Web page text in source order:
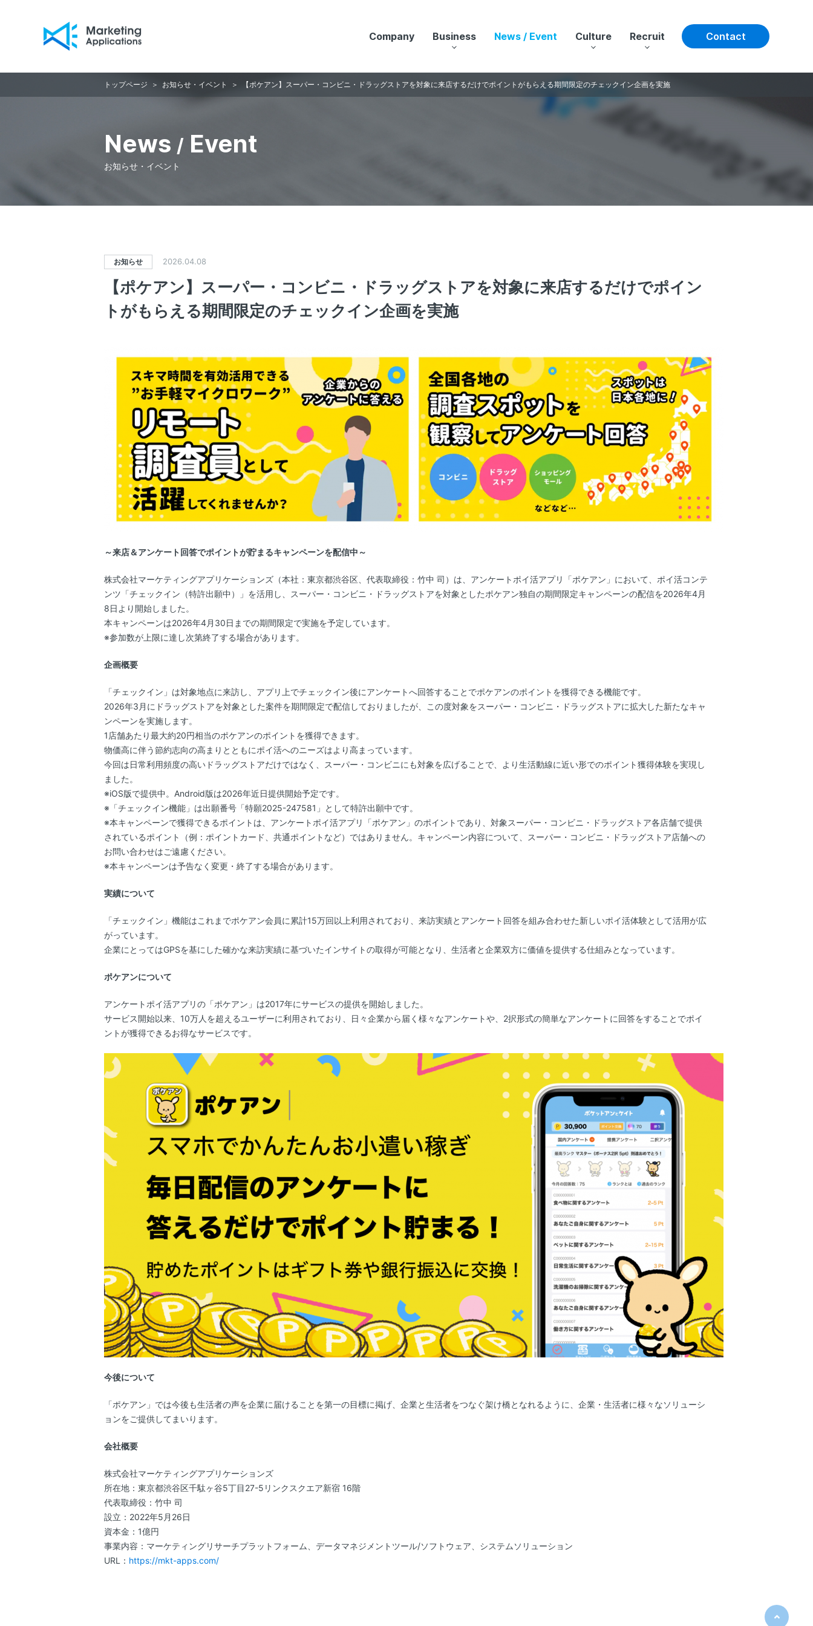
Company Business News / Event Culture Recruit Contact
トップページ お知らせ・イベント 【ポケアン】スーパー・コンビニ・ドラッグストアを対象に来店するだけでポイントがもらえる期間限定のチェックイン企画を実施
News / Event
お知らせ・イベント
お知らせ 2026.04.08
【ポケアン】スーパー・コンビニ・ドラッグストアを対象に来店するだけでポイン
トがもらえる期間限定のチェックイン企画を実施
～来店＆アンケート回答でポイントが貯まるキャンペーンを配信中～
株式会社マーケティングアプリケーションズ（本社：東京都渋谷区、代表取締役：竹中 司）は、アンケートポイ活アプリ「ポケアン」において、ポイ活コンテ
ンツ「チェックイン（特許出願中）」を活用し、スーパー・コンビニ・ドラッグストアを対象としたポケアン独自の期間限定キャンペーンの配信を2026年4月
8日より開始しました。
本キャンペーンは2026年4月30日までの期間限定で実施を予定しています。
※参加数が上限に達し次第終了する場合があります。
企画概要
「チェックイン」は対象地点に来訪し、アプリ上でチェックイン後にアンケートへ回答することでポケアンのポイントを獲得できる機能です。
2026年3月にドラッグストアを対象とした案件を期間限定で配信しておりましたが、この度対象をスーパー・コンビニ・ドラッグストアに拡大した新たなキャ
ンペーンを実施します。
1店舗あたり最大約20円相当のポケアンのポイントを獲得できます。
物価高に伴う節約志向の高まりとともにポイ活へのニーズはより高まっています。
今回は日常利用頻度の高いドラッグストアだけではなく、スーパー・コンビニにも対象を広げることで、より生活動線に近い形でのポイント獲得体験を実現し
ました。
※iOS版で提供中。Android版は2026年近日提供開始予定です。
※「チェックイン機能」は出願番号「特願2025-247581」として特許出願中です。
※本キャンペーンで獲得できるポイントは、アンケートポイ活アプリ「ポケアン」のポイントであり、対象スーパー・コンビニ・ドラッグストア各店舗で提供
されているポイント（例：ポイントカード、共通ポイントなど）ではありません。キャンペーン内容について、スーパー・コンビニ・ドラッグストア店舗への
お問い合わせはご遠慮ください。
※本キャンペーンは予告なく変更・終了する場合があります。
実績について
「チェックイン」機能はこれまでポケアン会員に累計15万回以上利用されており、来訪実績とアンケート回答を組み合わせた新しいポイ活体験として活用が広
がっています。
企業にとってはGPSを基にした確かな来訪実績に基づいたインサイトの取得が可能となり、生活者と企業双方に価値を提供する仕組みとなっています。
ポケアンについて
アンケートポイ活アプリの「ポケアン」は2017年にサービスの提供を開始しました。
サービス開始以来、10万人を超えるユーザーに利用されており、日々企業から届く様々なアンケートや、2択形式の簡単なアンケートに回答をすることでポイ
ントが獲得できるお得なサービスです。
今後について
「ポケアン」では今後も生活者の声を企業に届けることを第一の目標に掲げ、企業と生活者をつなぐ架け橋となれるように、企業・生活者に様々なソリューシ
ョンをご提供してまいります。
会社概要
株式会社マーケティングアプリケーションズ
所在地：東京都渋谷区千駄ヶ谷5丁目27-5リンクスクエア新宿 16階
代表取締役：竹中 司
設立：2022年5月26日
資本金：1億円
事業内容：マーケティングリサーチプラットフォーム、データマネジメントツール/ソフトウェア、システムソリューション
URL： https://mkt-apps.com/